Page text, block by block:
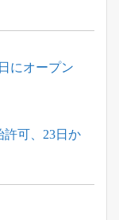
にオープン
可、23日か